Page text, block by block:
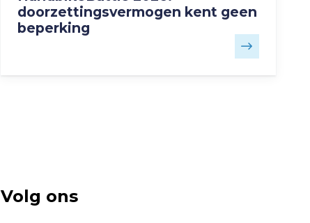
doorzettingsvermogen kent geen
beperking
Volg ons